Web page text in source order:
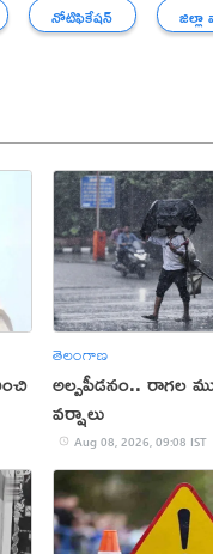
నోటిఫికేషన్ జిల్లా
తెలంగాణ
అల్పపీడనం.. రాగల
వర్షాలు
Aug 08, 2026, 09:08 IST